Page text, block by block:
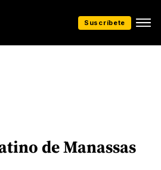
Suscríbete
de Manassas